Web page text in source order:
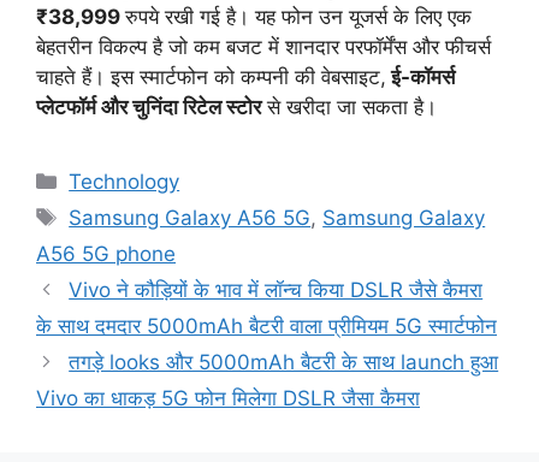
₹38,999रुपये रखी गई है। यह फोन उन यूजर्स के लिए एक
बेहतरीन विकल्प है जो कम बजट में शानदार परफॉर्मेंस और फीचर्स
चाहते हैं। इस स्मार्टफोन को कम्पनी की वेबसाइट, ई-कॉमर्स
प्लेटफॉर्म और चुनिंदा रिटेल स्टोरसे खरीदा जा सकता है।
Categories
Technology
Tags
Samsung Galaxy A56 5G, Samsung Galaxy
A56 5G phone
Vivo ने कौड़ियों के भाव में लॉन्च किया DSLR जैसे कैमरा
के साथ दमदार 5000mAh बैटरी वाला प्रीमियम 5G स्मार्टफोन
तगड़े looks और 5000mAh बैटरी के साथ launch हुआ
Vivo का धाकड़ 5G फोन मिलेगा DSLR जैसा कैमरा